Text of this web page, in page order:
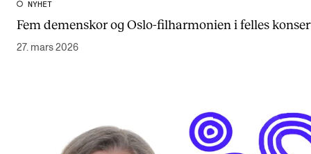
NYHET
Fem demenskor og Oslo-filharmonien i felles
27. mars 2026